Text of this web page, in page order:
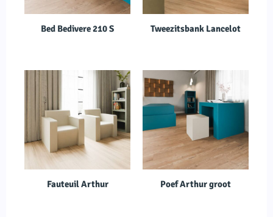
Bed Bedivere 210 S Tweezitsbank Lancelot
Fauteuil Arthur Poef Arthur groot